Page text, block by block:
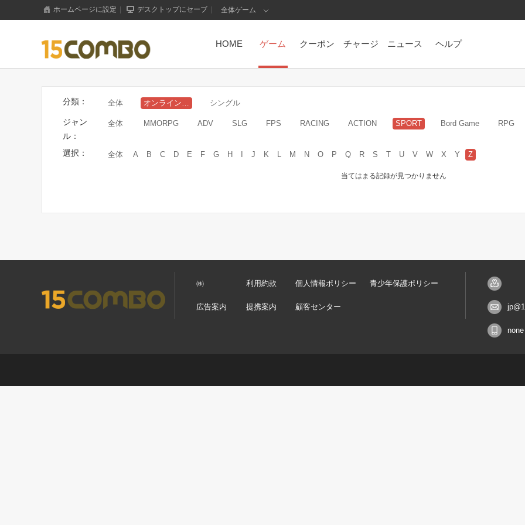
ホームページに設定 デスクトップにセーブ 全体ゲーム
HOME ゲーム クーポン チャージ ニュース ヘルプ
分類： 全体 シングル
ジャン
ル：
全体 MMORPG ADV SLG FPS RACING ACTION SPORT Bord Game RPG
選択： 全体 A B C D E F G H I J K L M N O P Q R S T U V W X Y Z
当てはまる記録が見つかりません
㈱ 利用約款 個人情報ポリシー 青少年保護ポリシー
広告案内 提携案内 顧客センター
none